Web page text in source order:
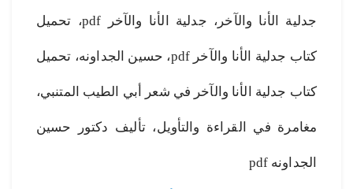
جدلية الأنا والآخر، جدلية الأنا والآخر pdf، تحميل
كتاب جدلية الأنا والآخر pdf، حسين الجداونه، تحميل
كتاب جدلية الأنا والآخر في شعر أبي الطيب المتنبي،
مغامرة في القراءة والتأويل، تأليف دكتور حسين
الجداونه pdf